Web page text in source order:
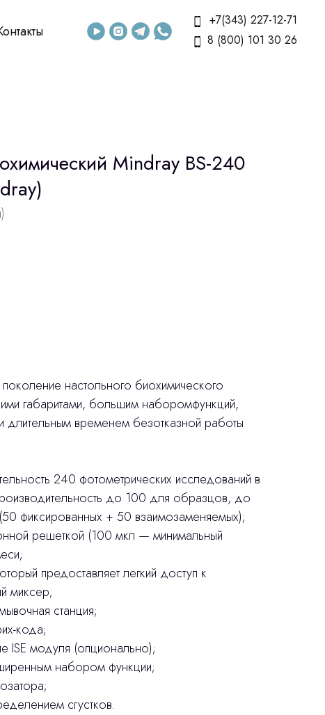
+7(343) 227-12-71
8 (800) 101 30 26
Mindray BS-240
настольного биохимического
габаритами, большим наборомфункций,
длительным временем безотказной работы
240 фотометрических исследований в
до 100 для образцов, до
фиксированных + 50 взаимозаменяемых);
решеткой (100 мкл — минимальный
предоставляет легкий доступ к
миксер;
станция;
кода;
ISE модуля (опционально);
набором функции;
сгустков.